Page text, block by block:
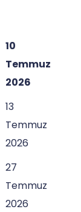
10
Temmuz
2026
13
Temmuz
2026
27
Temmuz
2026